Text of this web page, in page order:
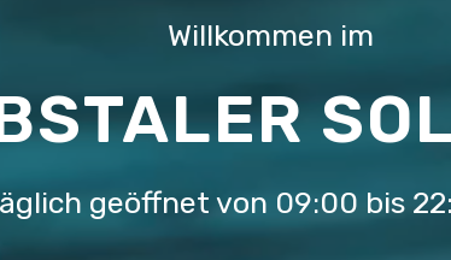
Willkommen im
geöffnet von 09:00 bis